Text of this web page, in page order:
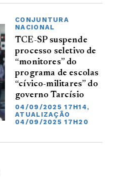
CONJUNTURA
NACIONAL
TCE-SP suspende
processo seletivo de
“monitores” do
programa de escolas
“cívico-militares” do
governo Tarcísio
04/09/2025 17H14,
ATUALIZAÇÃO
04/09/2025 17H20